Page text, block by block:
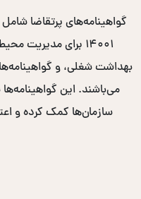
می‌باشند. این
سازمان‌ها کمک کرده و